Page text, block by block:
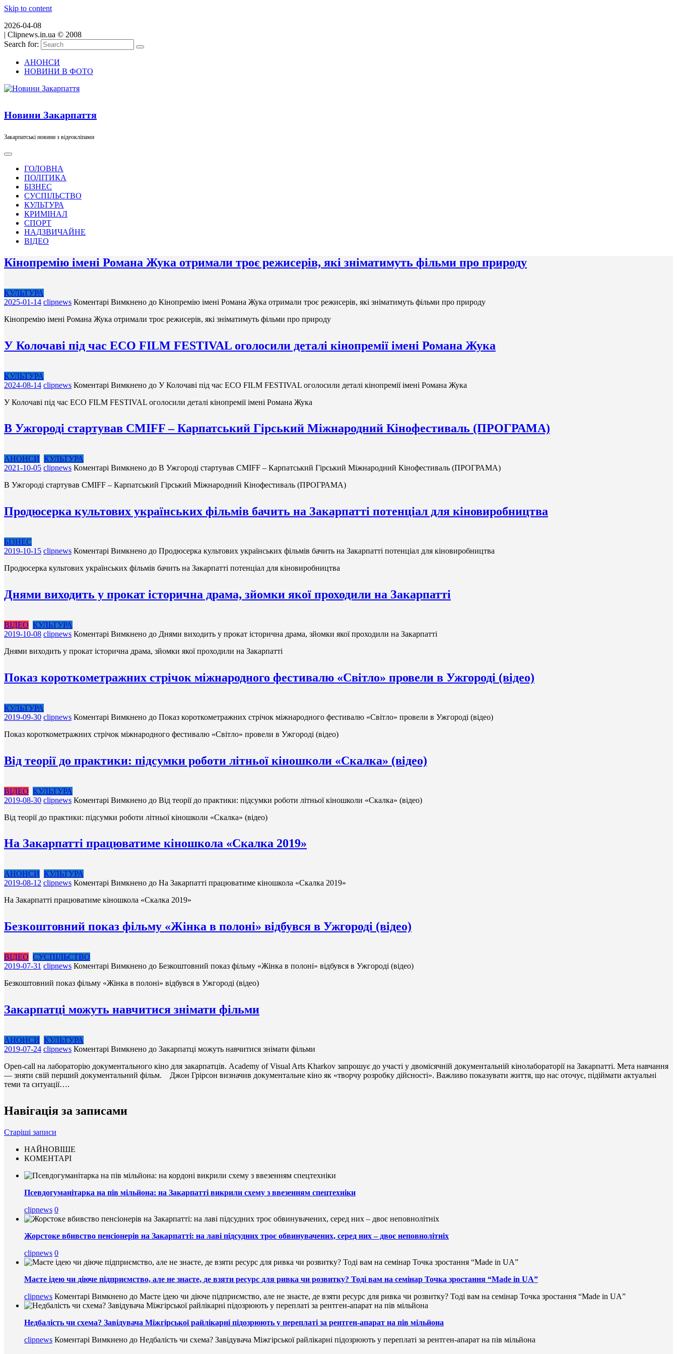
Skip to content
2026-04-08
| Clipnews.in.ua © 2008
Search for:
АНОНСИ
НОВИНИ В ФОТО
Новини Закарпаття
Закарпатські новини з відеокліпами
ГОЛОВНА
ПОЛІТИКА
БІЗНЕС
СУСПІЛЬСТВО
КУЛЬТУРА
КРИМІНАЛ
СПОРТ
НАДЗВИЧАЙНЕ
ВІДЕО
Кінопремію імені Романа Жука отримали троє режисерів, які зніматимуть фільми про природу
КУЛЬТУРА
2025-01-14 clipnews Коментарі Вимкнено до Кінопремію імені Романа Жука отримали троє режисерів, які зніматимуть фільми про природу
Кінопремію імені Романа Жука отримали троє режисерів, які зніматимуть фільми про природу
У Колочаві під час ECO FILM FESTIVAL оголосили деталі кінопремії імені Романа Жука
КУЛЬТУРА
2024-08-14 clipnews Коментарі Вимкнено до У Колочаві під час ECO FILM FESTIVAL оголосили деталі кінопремії імені Романа Жука
У Колочаві під час ECO FILM FESTIVAL оголосили деталі кінопремії імені Романа Жука
В Ужгороді стартував CMIFF – Карпатський Гірський Міжнародний Кінофестиваль (ПРОГРАМА)
АНОНСИ КУЛЬТУРА
2021-10-05 clipnews Коментарі Вимкнено до В Ужгороді стартував CMIFF – Карпатський Гірський Міжнародний Кінофестиваль (ПРОГРАМА)
В Ужгороді стартував CMIFF – Карпатський Гірський Міжнародний Кінофестиваль (ПРОГРАМА)
Продюсерка культових українських фільмів бачить на Закарпатті потенціал для кіновиробництва
БІЗНЕС
2019-10-15 clipnews Коментарі Вимкнено до Продюсерка культових українських фільмів бачить на Закарпатті потенціал для кіновиробництва
Продюсерка культових українських фільмів бачить на Закарпатті потенціал для кіновиробництва
Днями виходить у прокат історична драма, зйомки якої проходили на Закарпатті
ВІДЕО КУЛЬТУРА
2019-10-08 clipnews Коментарі Вимкнено до Днями виходить у прокат історична драма, зйомки якої проходили на Закарпатті
Днями виходить у прокат історична драма, зйомки якої проходили на Закарпатті
Показ короткометражних стрічок міжнародного фестивалю «Світло» провели в Ужгороді (відео)
КУЛЬТУРА
2019-09-30 clipnews Коментарі Вимкнено до Показ короткометражних стрічок міжнародного фестивалю «Світло» провели в Ужгороді (відео)
Показ короткометражних стрічок міжнародного фестивалю «Світло» провели в Ужгороді (відео)
Від теорії до практики: підсумки роботи літньої кіношколи «Скалка» (відео)
ВІДЕО КУЛЬТУРА
2019-08-30 clipnews Коментарі Вимкнено до Від теорії до практики: підсумки роботи літньої кіношколи «Скалка» (відео)
Від теорії до практики: підсумки роботи літньої кіношколи «Скалка» (відео)
На Закарпатті працюватиме кіношкола «Скалка 2019»
АНОНСИ КУЛЬТУРА
2019-08-12 clipnews Коментарі Вимкнено до На Закарпатті працюватиме кіношкола «Скалка 2019»
На Закарпатті працюватиме кіношкола «Скалка 2019»
Безкоштовний показ фільму «Жінка в полоні» відбувся в Ужгороді (відео)
ВІДЕО СУСПІЛЬСТВО
2019-07-31 clipnews Коментарі Вимкнено до Безкоштовний показ фільму «Жінка в полоні» відбувся в Ужгороді (відео)
Безкоштовний показ фільму «Жінка в полоні» відбувся в Ужгороді (відео)
Закарпатці можуть навчитися знімати фільми
АНОНСИ КУЛЬТУРА
2019-07-24 clipnews Коментарі Вимкнено до Закарпатці можуть навчитися знімати фільми
Open-call на лабораторію документального кіно для закарпатців. Academy of Visual Arts Kharkov запрошує до участі у двомісячній документальній кінолабораторії на Закарпатті. Мета навчання
— зняти свій перший документальний фільм. Джон Грірсон визначив документальне кіно як «творчу розробку дійсності». Важливо показувати життя, що нас оточує, підіймати актуальні
теми та ситуації….
Навігація за записами
Старіші записи
НАЙНОВІШЕ
КОМЕНТАРІ
Псевдогуманітарка на пів мільйона: на Закарпатті викрили схему з ввезенням спецтехніки
clipnews 0
Жорстоке вбивство пенсіонерів на Закарпатті: на лаві підсудних троє обвинувачених, серед них – двоє неповнолітніх
clipnews 0
Маєте ідею чи діюче підприємство, але не знаєте, де взяти ресурс для ривка чи розвитку? Тоді вам на семінар Точка зростання “Made in UA”
clipnews Коментарі Вимкнено до Маєте ідею чи діюче підприємство, але не знаєте, де взяти ресурс для ривка чи розвитку? Тоді вам на семінар Точка зростання “Made in UA”
Недбалість чи схема? Завідувача Міжгірської райлікарні підозрюють у переплаті за рентген-апарат на пів мільйона
clipnews Коментарі Вимкнено до Недбалість чи схема? Завідувача Міжгірської райлікарні підозрюють у переплаті за рентген-апарат на пів мільйона